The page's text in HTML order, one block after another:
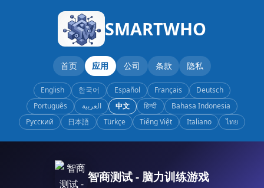
SMARTWHO
首页 应用 公司 条款 隐私
English 한국어 Español Français
Deutsch
Português
العربية 中文 हिन्दी
Bahasa Indonesia
Русский
日本語 Türkçe Tiếng Việt Italiano ไทย
智商测试 - 脑力训练游戏